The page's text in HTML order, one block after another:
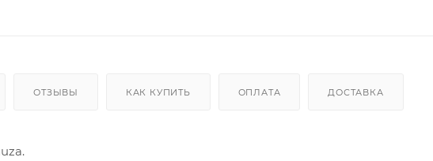
ОТЗЫВЫ КАК КУПИТЬ ОПЛАТА ДОСТАВКА